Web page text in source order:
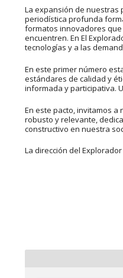
La expansión de nuestras
periodística profunda
formatos innovadores
encuentren. En El
tecnologías y a las
En este primer número
estándares de calidad y
informada y participativa.
En este pacto, invitamos
robusto y relevante,
constructivo en nuestra
La dirección del Explorador